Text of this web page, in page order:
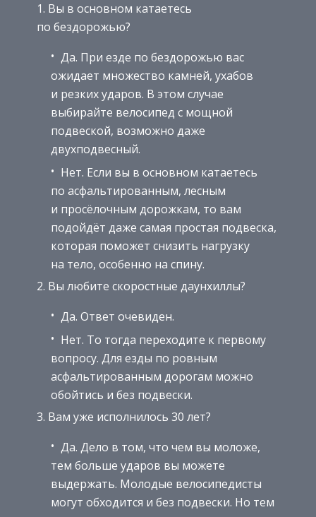
Вы в основном катаетесь
по бездорожью?
Да. При езде по бездорожью вас
ожидает множество камней, ухабов
и резких ударов. В этом случае
выбирайте велосипед с мощной
подвеской, возможно даже
двухподвесный.
Нет. Если вы в основном катаетесь
по асфальтированным, лесным
и просёлочным дорожкам, то вам
подойдёт даже самая простая подвеска,
которая поможет снизить нагрузку
на тело, особенно на спину.
Вы любите скоростные даунхиллы?
Да. Ответ очевиден.
Нет. То тогда переходите к первому
вопросу. Для езды по ровным
асфальтированным дорогам можно
обойтись и без подвески.
Вам уже исполнилось 30 лет?
Да. Дело в том, что чем вы моложе,
тем больше ударов вы можете
выдержать. Молодые велосипедисты
могут обходится и без подвески. Но тем